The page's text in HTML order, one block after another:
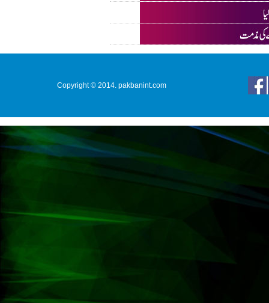
Copyright © 2014. pakbanint.com